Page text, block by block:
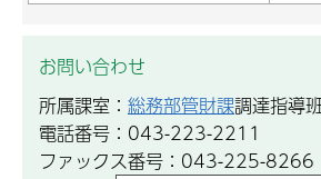
お問い合わせ
所属課室： 総務部管財課調達指導
電話番号：043-223-2211
ファックス番号：043-225-8266